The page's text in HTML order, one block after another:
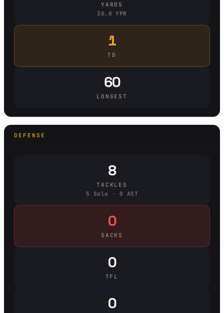
YARDS
30.0 YPR
1
TD
60
LONGEST
DEFENSE
8
TACKLES
5 Solo · 0 AST
0
SACKS
0
TFL
0